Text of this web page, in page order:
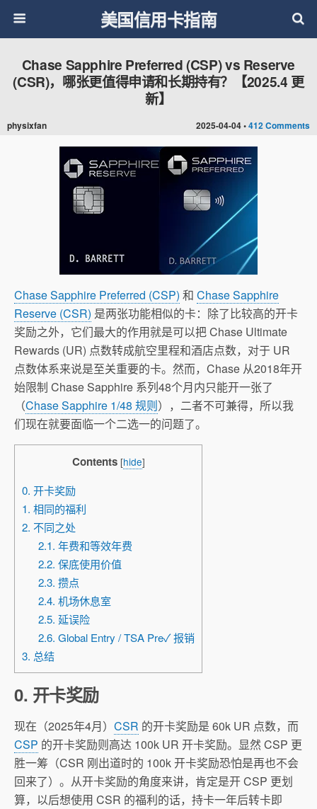
美国信用卡指南
2025-04-04 •412 Comments
Chase Sapphire Preferred (CSP) vs Reserve
(CSR)，哪张更值得申请和长期持有？【2025.4 更
新】
physixfan
Chase Sapphire Preferred (CSP) 和 Chase Sapphire
Reserve (CSR) 是两张功能相似的卡：除了比较高的开卡
奖励之外，它们最大的作用就是可以把 Chase Ultimate
Rewards (UR) 点数转成航空里程和酒店点数，对于 UR
点数体系来说是至关重要的卡。然而，Chase 从2018年开
始限制 Chase Sapphire 系列48个月内只能开一张了
（Chase Sapphire 1/48 规则），二者不可兼得，所以我
们现在就要面临一个二选一的问题了。
Contents [hide]
0. 开卡奖励
1. 相同的福利
2. 不同之处
2.1. 年费和等效年费
2.2. 保底使用价值
2.3. 攒点
2.4. 机场休息室
2.5. 延误险
2.6. Global Entry / TSA Pre✓ 报销
3. 总结
0. 开卡奖励
现在（2025年4月） CSR 的开卡奖励是 60k UR 点数，而
CSP 的开卡奖励则高达 100k UR 开卡奖励。显然 CSP 更
胜一筹（CSR 刚出道时的 100k 开卡奖励恐怕是再也不会
回来了）。从开卡奖励的角度来讲，肯定是开 CSP 更划
算，以后想使用 CSR 的福利的话，持卡一年后转卡即